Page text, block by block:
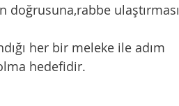
ulaştırması
her bir meleke ile adım
hedefidir.